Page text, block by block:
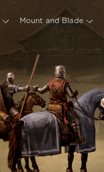
Mount and Blade